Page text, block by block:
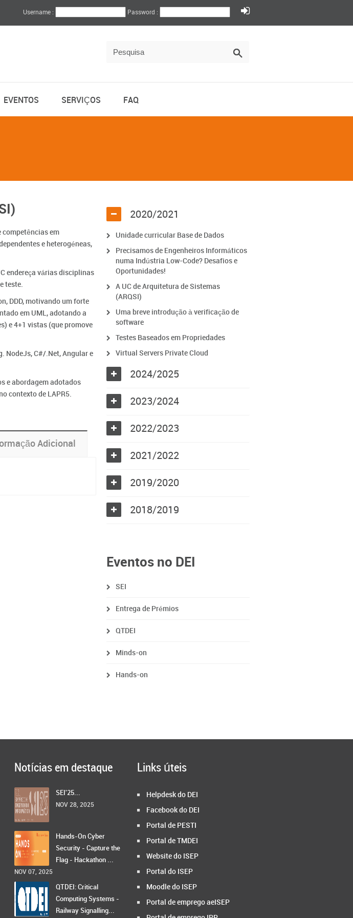
Username : Password :
EVENTOS SERVIÇOS FAQ
competências em
e heterogéneas,
endereça várias disciplinas
teste.
DDD, motivando um forte
em UML, adotando a
e 4+1 vistas (que promove
NodeJs, C#/.Net, Angular e
e abordagem adotados
contexto de LAPR5.
Adicional
2020/2021
Unidade curricular Base de Dados
Precisamos de Engenheiros Informáticos
numa Indústria Low-Code? Desafios e
Oportunidades!
A UC de Arquitetura de Sistemas
(ARQSI)
Uma breve introdução à verificação de
software
Testes Baseados em Propriedades
Virtual Servers Private Cloud
2024/2025
2023/2024
2022/2023
2021/2022
2019/2020
2018/2019
Eventos no DEI
SEI
Entrega de Prémios
QTDEI
Minds-on
Hands-on
Notícias em destaque
SEI'25...
NOV 28, 2025
Hands-On Cyber
Security - Capture the
Flag - Hackathon ...
NOV 07, 2025
QTDEI: Critical
Computing Systems -
Railway Signalling...
Links úteis
Helpdesk do DEI
Facebook do DEI
Portal de PESTI
Portal de TMDEI
Website do ISEP
Portal do ISEP
Moodle do ISEP
Portal de emprego aeISEP